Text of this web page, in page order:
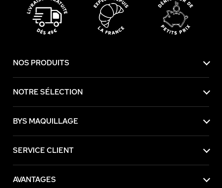
NOS PRODUITS
NOTRE SÉLECTION
BYS MAQUILLAGE
SERVICE CLIENT
AVANTAGES